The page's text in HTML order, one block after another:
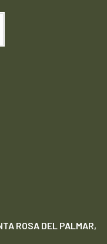
ROSA DEL PALMAR,